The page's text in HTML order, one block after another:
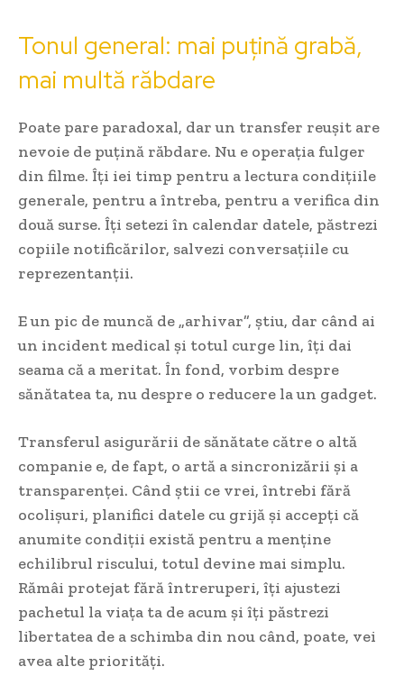
Tonul general: mai puțină grabă,
mai multă răbdare
Poate pare paradoxal, dar un transfer reușit are
nevoie de puțină răbdare. Nu e operația fulger
din filme. Îți iei timp pentru a lectura condițiile
generale, pentru a întreba, pentru a verifica din
două surse. Îți setezi în calendar datele, păstrezi
copiile notificărilor, salvezi conversațiile cu
reprezentanții.
E un pic de muncă de „arhivar”, știu, dar când ai
un incident medical și totul curge lin, îți dai
seama că a meritat. În fond, vorbim despre
sănătatea ta, nu despre o reducere la un gadget.
Transferul asigurării de sănătate către o altă
companie e, de fapt, o artă a sincronizării și a
transparenței. Când știi ce vrei, întrebi fără
ocolișuri, planifici datele cu grijă și accepți că
anumite condiții există pentru a menține
echilibrul riscului, totul devine mai simplu.
Rămâi protejat fără întreruperi, îți ajustezi
pachetul la viața ta de acum și îți păstrezi
libertatea de a schimba din nou când, poate, vei
avea alte priorități.